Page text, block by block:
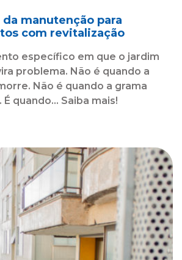
manutenção para
com revitalização
específico em que o jardim
problema. Não é quando a
Não é quando a grama
quando... Saiba mais!